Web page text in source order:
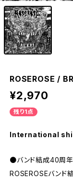
ROSEROSE /
¥2,970
残り1点
International
●バンド結成40周年
ROSEROSEバンド